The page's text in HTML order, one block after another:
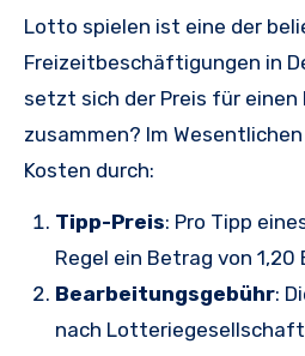
Lotto spielen ist eine der
Freizeitbeschäftigungen in
setzt sich der Preis für
zusammen? Im
Kosten durch:
Tipp-Preis: Pro Tipp
Regel ein Betrag von 1,20
Bearbeitungsgebühr:
nach Lotteriegesellschaft